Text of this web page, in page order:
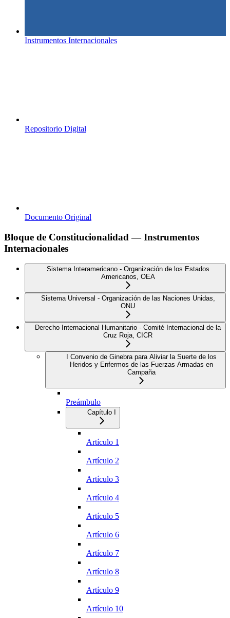
Instrumentos Internacionales
Repositorio Digital
Documento Original
Bloque de Constitucionalidad — Instrumentos
Internacionales
Sistema Interamericano - Organización de los Estados
Americanos, OEA
Sistema Universal - Organización de las Naciones Unidas,
ONU
Derecho Internacional Humanitario - Comité Internacional de la
Cruz Roja, CICR
I Convenio de Ginebra para Aliviar la Suerte de los
Heridos y Enfermos de las Fuerzas Armadas en
Campaña
Preámbulo
Capítulo I
Artículo 1
Artículo 2
Artículo 3
Artículo 4
Artículo 5
Artículo 6
Artículo 7
Artículo 8
Artículo 9
Artículo 10